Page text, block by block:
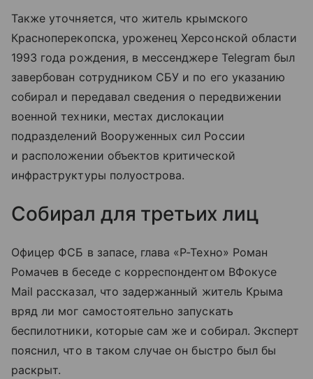
Также уточняется, что житель крымского
Красноперекопска, уроженец Херсонской области
1993 года рождения, в мессенджере Telegram был
завербован сотрудником СБУ и по его указанию
собирал и передавал сведения о передвижении
военной техники, местах дислокации
подразделений Вооруженных сил России
и расположении объектов критической
инфраструктуры полуострова.
Собирал для третьих лиц
Офицер ФСБ в запасе, глава «Р-Техно» Роман
Ромачев в беседе с корреспондентом ВФокусе
Mail рассказал, что задержанный житель Крыма
вряд ли мог самостоятельно запускать
беспилотники, которые сам же и собирал. Эксперт
пояснил, что в таком случае он быстро был бы
раскрыт.